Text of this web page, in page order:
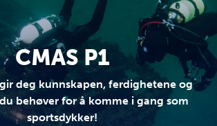
CMAS P1
deg kunnskapen, ferdighetene og
behøver for å komme i gang som
sportsdykker!